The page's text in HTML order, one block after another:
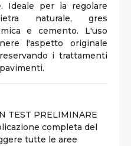
Ideale per la regolare
naturale, gres
e cemento. L'uso
l'aspetto originale
i trattamenti
TEST PRELIMINARE
completa del
tutte le aree